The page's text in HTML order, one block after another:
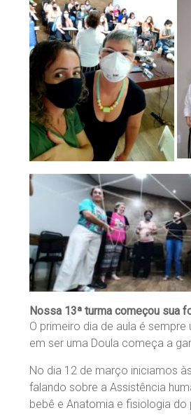
Nossa 13ª turma começou sua
O primeiro dia de aula é
em ser uma Doula começa a
No dia 12 de março iniciamos
falando sobre a Assistência
bebê e Anatomia e fisiologia do